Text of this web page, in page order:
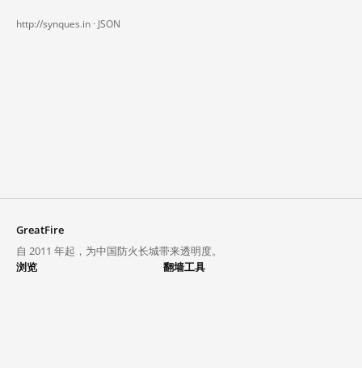
http://synques.in · JSON
GreatFire
自 2011 年起，为中国防火长城带来透明度。
浏览
翻墙工具